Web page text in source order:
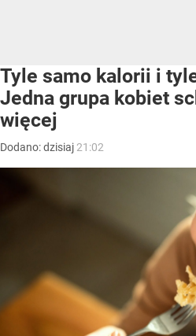
Tyle samo kalorii i
Jedna grupa kobiet
więcej
Dodano:dzisiaj 21:02